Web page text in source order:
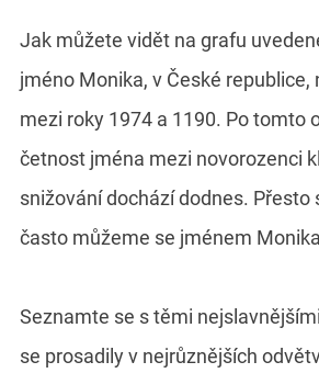
Jak můžete vidět na grafu
jméno Monika, v České republice,
mezi roky 1974 a 1190. Po tomto
četnost jména mezi novorozenci
snižování dochází dodnes. Přesto
často můžeme se jménem
Seznamte se s těmi
se prosadily v nejrůznějších